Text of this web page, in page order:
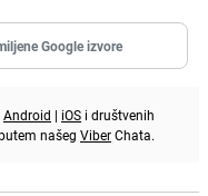
Google izvore
Android | iOS i društvenih
našeg ViberChata.